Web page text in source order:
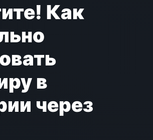
Как
в
через